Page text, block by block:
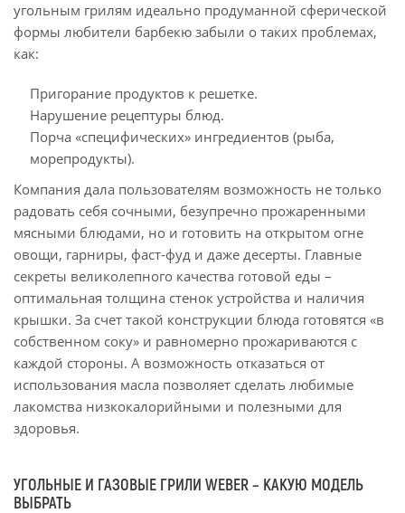
угольным грилям идеально продуманной сферической
формы любители барбекю забыли о таких проблемах,
как:
Пригорание продуктов к решетке.
Нарушение рецептуры блюд.
Порча «специфических» ингредиентов (рыба,
морепродукты).
Компания дала пользователям возможность не только
радовать себя сочными, безупречно прожаренными
мясными блюдами, но и готовить на открытом огне
овощи, гарниры, фаст-фуд и даже десерты. Главные
секреты великолепного качества готовой еды –
оптимальная толщина стенок устройства и наличия
крышки. За счет такой конструкции блюда готовятся «в
собственном соку» и равномерно прожариваются с
каждой стороны. А возможность отказаться от
использования масла позволяет сделать любимые
лакомства низкокалорийными и полезными для
здоровья.
УГОЛЬНЫЕ И ГАЗОВЫЕ ГРИЛИ WEBER – КАКУЮ МОДЕЛЬ
ВЫБРАТЬ